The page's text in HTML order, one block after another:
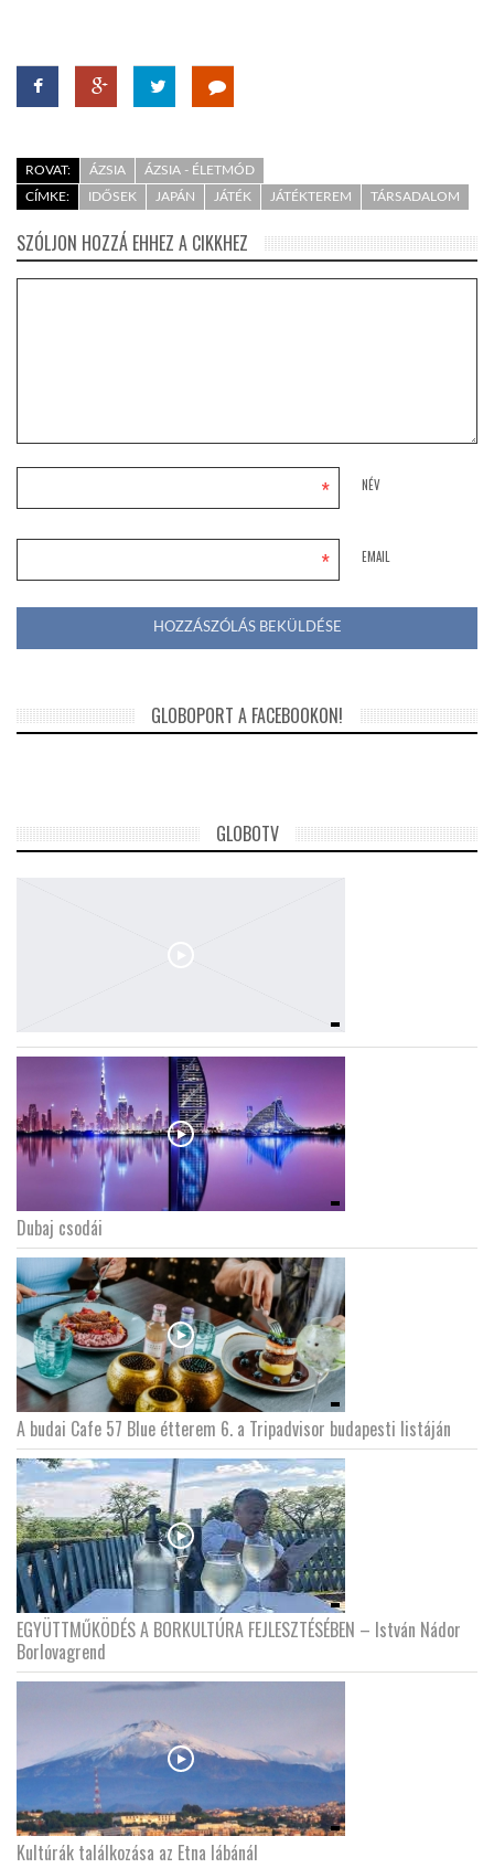
ROVAT: ÁZSIA
ÁZSIA - ÉLETMÓD
CÍMKE:
IDŐSEK JAPÁN JÁTÉK JÁTÉKTEREM TÁRSADALOM
SZÓLJON HOZZÁ EHHEZ A CIKKHEZ
NÉV
*
EMAIL
*
GLOBOPORT A FACEBOOKON!
GLOBOTV
Dubaj csodái
A budai Cafe 57 Blue étterem 6. a Tripadvisor budapesti listáján
EGYÜTTMŰKÖDÉS A BORKULTÚRA FEJLESZTÉSÉBEN – István Nádor
Borlovagrend
Kultúrák találkozása az Etna lábánál